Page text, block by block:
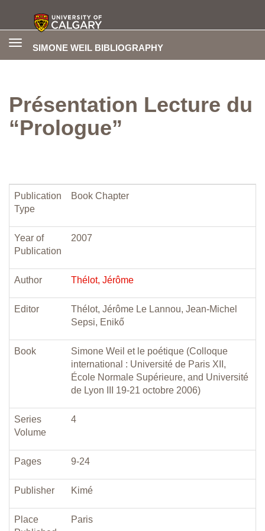
SIMONE WEIL BIBLIOGRAPHY
Toggle
Présentation Lecture du
“Prologue”
Publication
Type
Book Chapter
Year of
Publication
2007
Author Thélot, Jérôme
Editor
Thélot, Jérôme Le Lannou, Jean-Michel
Sepsi, Enikő
Book
Simone Weil et le poétique (Colloque
international : Université de Paris XII,
École Normale Supérieure, and Université
de Lyon III 19-21 octobre 2006)
Series
Volume
4
Pages 9-24
Publisher Kimé
Place
Paris